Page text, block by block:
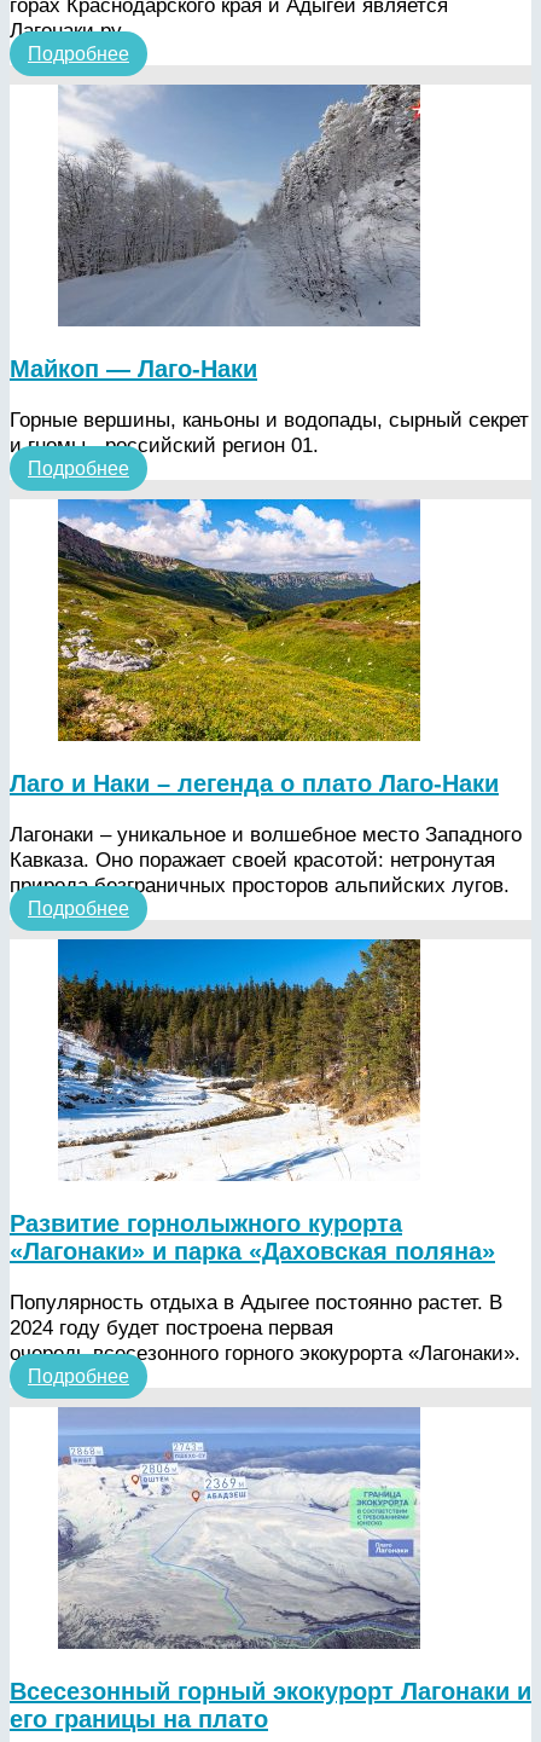
горах Краснодарского края и Адыгеи является
Лагонаки.ру.
Подробнее
Майкоп — Лаго-Наки
Горные вершины, каньоны и водопады, сырный секрет
и гномы - российский регион 01.
Подробнее
Лаго и Наки – легенда о плато Лаго-Наки
Лагонаки – уникальное и волшебное место Западного
Кавказа. Оно поражает своей красотой: нетронутая
природа безграничных просторов альпийских лугов.
Подробнее
Развитие горнолыжного курорта
«Лагонаки» и парка «Даховская поляна»
Популярность отдыха в Адыгее постоянно растет. В
2024 году будет построена первая
очередь всесезонного горного экокурорта «Лагонаки».
Подробнее
Всесезонный горный экокурорт Лагонаки и
его границы на плато